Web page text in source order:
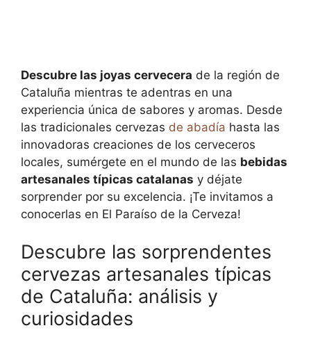
Descubre las joyas cervecera de la región de
Cataluña mientras te adentras en una
experiencia única de sabores y aromas. Desde
las tradicionales cervezas de abadía hasta las
innovadoras creaciones de los cerveceros
locales, sumérgete en el mundo de las bebidas
artesanales típicas catalanas y déjate
sorprender por su excelencia. ¡Te invitamos a
conocerlas en El Paraíso de la Cerveza!
Descubre las sorprendentes
cervezas artesanales típicas
de Cataluña: análisis y
curiosidades